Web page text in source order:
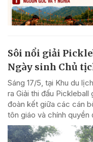
Sôi nổi giải
Ngày sinh Chủ
Sáng 17/5, tại Khu du
ra Giải thi đấu Pickleball
đoàn kết giữa các cán
tôn giáo và chính quyền